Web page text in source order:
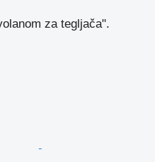
za tegljača".